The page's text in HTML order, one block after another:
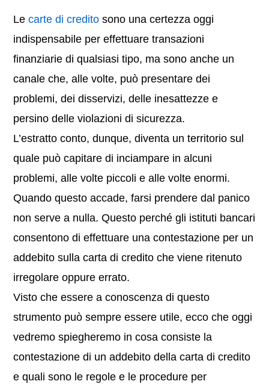
Lecarte di credito sono una certezza oggi
indispensabile per effettuare transazioni
finanziarie di qualsiasi tipo, ma sono anche un
canale che, alle volte, può presentare dei
problemi, dei disservizi, delle inesattezze e
persino delle violazioni di sicurezza.
L’estratto conto, dunque, diventa un territorio sul
quale può capitare di inciampare in alcuni
problemi, alle volte piccoli e alle volte enormi.
Quando questo accade, farsi prendere dal panico
non serve a nulla. Questo perché gli istituti bancari
consentono di effettuare una contestazione per un
addebito sulla carta di credito che viene ritenuto
irregolare oppure errato.
Visto che essere a conoscenza di questo
strumento può sempre essere utile, ecco che oggi
vedremo spiegheremo in cosa consiste la
contestazione di un addebito della carta di credito
e quali sono le regole e le procedure per